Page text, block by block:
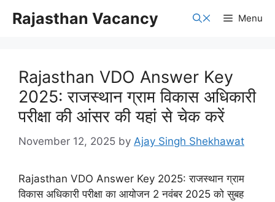
Rajasthan Vacancy Menu
Rajasthan VDO Answer Key
2025: राजस्थान ग्राम विकास अधिकारी
परीक्षा की आंसर की यहां से चेक करें
November 12, 2025 by Ajay Singh Shekhawat
Rajasthan VDO Answer Key 2025: राजस्थान ग्राम
विकास अधिकारी परीक्षा का आयोजन 2 नवंबर 2025 को सुबह